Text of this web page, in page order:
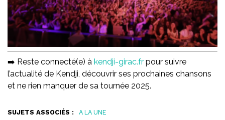
➡️ Reste connecté(e) à kendji-girac.fr pour suivre
l’actualité de Kendji, découvrir ses prochaines chansons
et ne rien manquer de sa tournée 2025.
SUJETS ASSOCIÉS : A LA UNE